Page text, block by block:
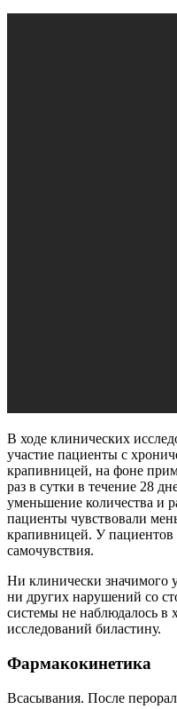
В ходе клинических
участие пациенты с
крапивницей, на фоне
раз в сутки в течение 28
уменьшение количества и
пациенты чувствовали
крапивницей. У пациентов
самочувствия.
Ни клинически значимого
ни других нарушений со
системы не наблюдалось в
исследований биластину.
Фармакокинетика
Всасывания. После